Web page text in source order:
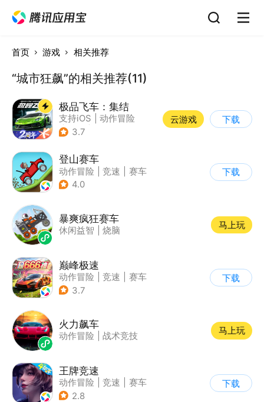
首页 游戏 相关推荐
“城市狂飙”的相关推荐(11)
极品飞车：集结
支持iOS
动作冒险
| 竞速
3.7
云游戏 下载
登山赛车
动作冒险 竞速
赛车
| 卡通
4.0
下载
暴爽疯狂赛车
休闲益智 烧脑
马上玩
巅峰极速
动作冒险 竞速
赛车
| 漂移
3.7
下载
火力飙车
动作冒险 战术竞技
马上玩
王牌竞速
动作冒险 竞速
赛车
| 漂移
2.8
下载